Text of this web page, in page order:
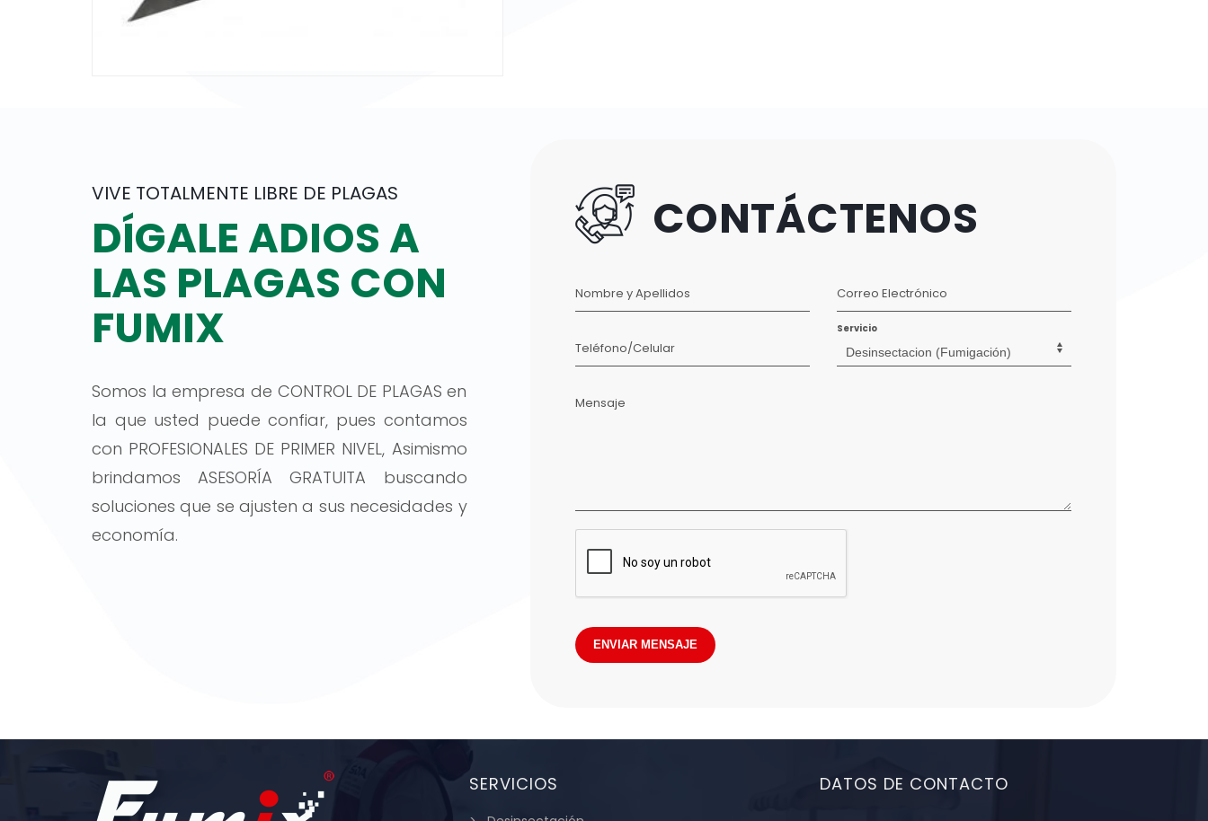
VIVE TOTALMENTE LIBRE DE PLAGAS
DÍGALE ADIOS A
LAS PLAGAS CON
FUMIX
Somos la empresa de CONTROL DE PLAGAS en
la que usted puede confiar, pues contamos
con PROFESIONALES DE PRIMER NIVEL, Asimismo
brindamos ASESORÍA GRATUITA buscando
soluciones que se ajusten a sus necesidades y
economía.
CONTÁCTENOS
Nombre y Apellidos Correo Electrónico
Teléfono/Celular
Servicio
Mensaje
ENVIAR MENSAJE
SERVICIOS DATOS DE CONTACTO